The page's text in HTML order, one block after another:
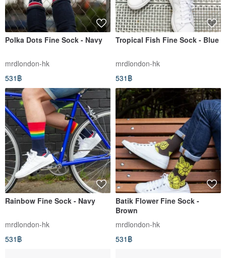
Polka Dots Fine Sock - Navy
mrdlondon-hk
531฿
Tropical Fish Fine Sock - Blue
mrdlondon-hk
531฿
Rainbow Fine Sock - Navy
mrdlondon-hk
531฿
Batik Flower Fine Sock -
Brown
mrdlondon-hk
531฿